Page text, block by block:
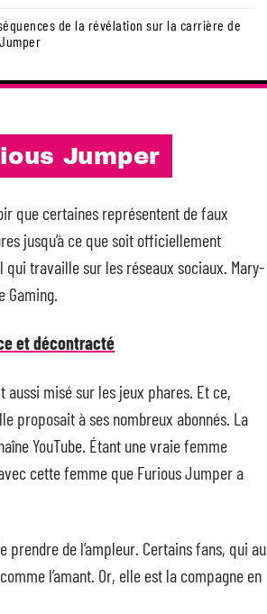
de la révélation sur la carrière de
Jumper
que certaines représentent de faux
jusqu’à ce que soit officiellement
qui travaille sur les réseaux sociaux. Mary-
Gaming.
et décontracté
aussi misé sur les jeux phares. Et ce,
proposait à ses nombreux abonnés. La
YouTube. Étant une vraie femme
cette femme que Furious Jumper a
prendre de l’ampleur. Certains fans, qui au
l’amant. Or, elle est la compagne en